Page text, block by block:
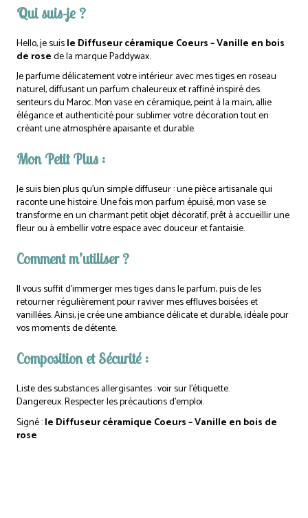
Qui suis-je ?
Hello, je suisle Diffuseur céramique Coeurs – Vanille en bois
de rosede la marque Paddywax.
Je parfume délicatement votre intérieur avec mes tiges en roseau
naturel, diffusant un parfum chaleureux et raffiné inspiré des
senteurs du Maroc. Mon vase en céramique, peint à la main, allie
élégance et authenticité pour sublimer votre décoration tout en
créant une atmosphère apaisante et durable.
Mon Petit Plus :
Je suis bien plus qu’un simple diffuseur : une pièce artisanale qui
raconte une histoire. Une fois mon parfum épuisé, mon vase se
transforme en un charmant petit objet décoratif, prêt à accueillir une
fleur ou à embellir votre espace avec douceur et fantaisie.
Comment m’utiliser ?
Il vous suffit d’immerger mes tiges dans le parfum, puis de les
retourner régulièrement pour raviver mes effluves boisées et
vanillées. Ainsi, je crée une ambiance délicate et durable, idéale pour
vos moments de détente.
Composition et Sécurité :
Liste des substances allergisantes : voir sur l’étiquette.
Dangereux. Respecter les précautions d’emploi.
Signé :le Diffuseur céramique Coeurs – Vanille en bois de
rose